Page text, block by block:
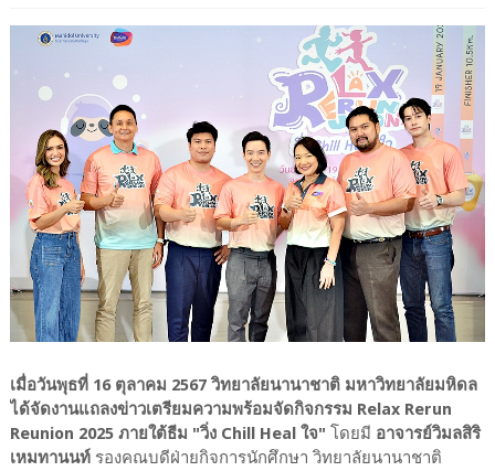
เมื่อวันพุธที่ 16 ตุลาคม 2567 วิทยาลัยนานาชาติ มหาวิทยาลัยมหิดล
ได้จัดงานแถลงข่าวเตรียมความพร้อมจัดกิจกรรม Relax Rerun
Reunion 2025 ภายใต้ธีม "วิ่ง Chill Heal ใจ" โดยมี อาจารย์วิมลสิริ
เหมทานนท์รองคณบดีฝ่ายกิจการนักศึกษา วิทยาลัยนานาชาติ